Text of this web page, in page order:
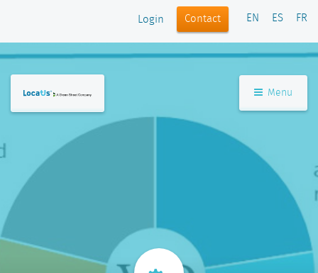
Login Contact EN ES FR
Menu